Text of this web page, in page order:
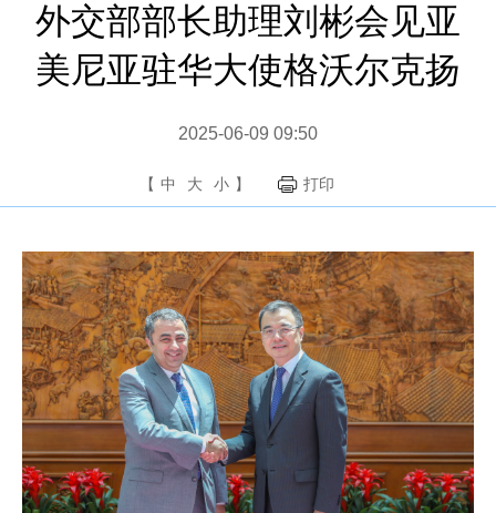
外交部部长助理刘彬会见亚
美尼亚驻华大使格沃尔克扬
2025-06-09 09:50
【 中 大 小 】 打印